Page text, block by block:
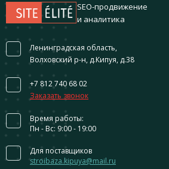
SEO-продвижение
и аналитика
Ленинградская область,
Волховский р-н, д.Кипуя, д.38
+7 812 740 68 02
Заказать звонок
Время работы:
Пн - Вс: 9:00 - 19:00
Для поставщиков
stroibaza.kipuya@mail.ru